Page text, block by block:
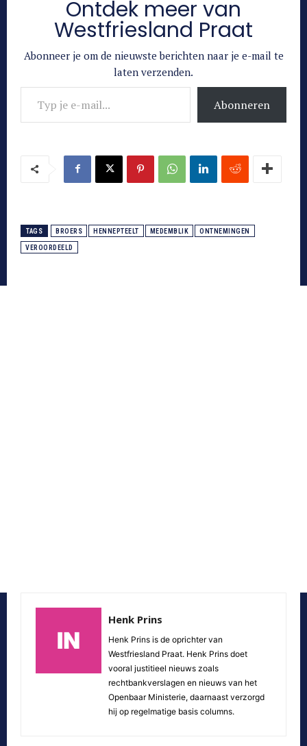
Ontdek meer van
Westfriesland Praat
Abonneer je om de nieuwste berichten naar je e-mail te
laten verzenden.
Typ je e-mail...
Abonneren
TAGS BROERS HENNEPTEELT MEDEMBLIK ONTNEMINGEN
VEROORDEELD
Henk Prins
Henk Prins is de oprichter van
Westfriesland Praat. Henk Prins doet
vooral justitieel nieuws zoals
rechtbankverslagen en nieuws van het
Openbaar Ministerie, daarnaast verzorgd
hij op regelmatige basis columns.